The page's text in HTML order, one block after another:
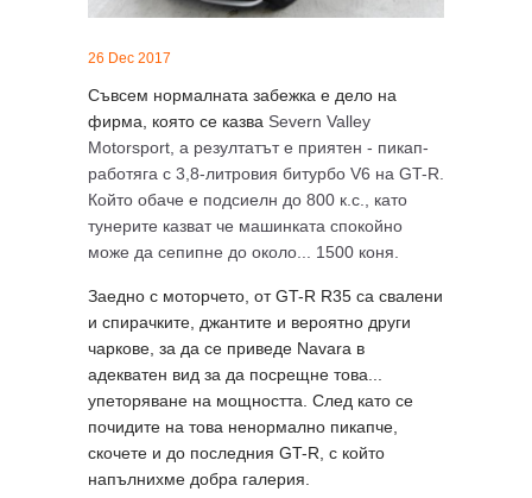
26 Dec 2017
Съвсем нормалната забежка е дело на
фирма, която се казва Severn Valley
Motorsport, а резултатът е приятен - пикап-
работяга с 3,8-литровия битурбо V6 на GT-R.
Който обаче е подсиелн до 800 к.с., като
тунерите казват че машинката спокойно
може да сепипне до около... 1500 коня.
Заедно с моторчето, от GT-R R35 са свалени
и спирачките, джантите и вероятно други
чаркове, за да се приведе Navara в
адекватен вид за да посрещне това...
упеторяване на мощността. След като се
почидите на това ненормално пикапче,
скочете и до последния GT-R, с който
напълнихме добра галерия.